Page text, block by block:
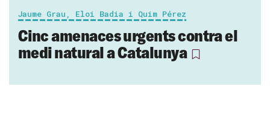
Jaume Grau, Eloi Badia i Quim Pérez
Cinc amenaces urgents contra el
medi natural a Catalunya